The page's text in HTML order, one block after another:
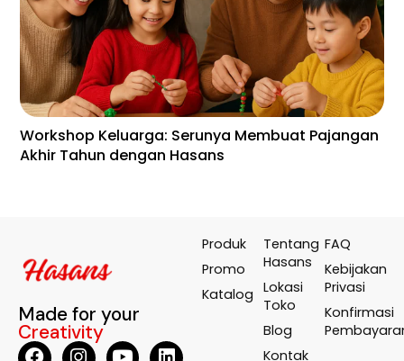
Workshop Keluarga: Serunya Membuat Pajangan
Akhir Tahun dengan Hasans
Made for your
Creativity
Produk
Promo
Katalog
Tentang
Hasans
Lokasi
Toko
Blog
Kontak
FAQ
Kebijakan
Privasi
Konfirmasi